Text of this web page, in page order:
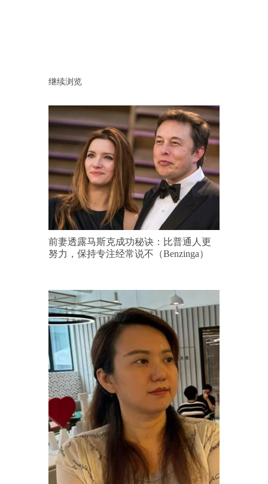
继续浏览
前妻透露马斯克成功秘诀：比普通人更
努力，保持专注经常说不（Benzinga）